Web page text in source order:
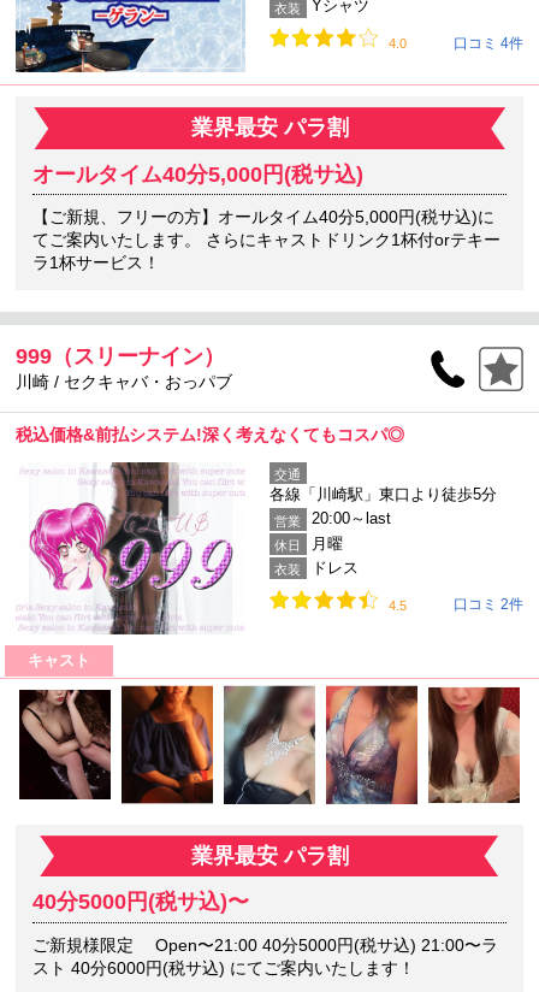
衣装 Yシャツ
4.0 口コミ 4件
業界最安 パラ割
オールタイム40分5,000円(税サ込)
【ご新規、フリーの方】オールタイム40分5,000円(税サ込)に
てご案内いたします。 さらにキャストドリンク1杯付orテキー
ラ1杯サービス！
999（スリーナイン）
川崎 / セクキャバ・おっパブ
税込価格&前払システム!深く考えなくてもコスパ◎
交通
各線「川崎駅」東口より徒歩5分
営業 20:00～last
休日 月曜
衣装 ドレス
4.5 口コミ 2件
キャスト
業界最安 パラ割
40分5000円(税サ込)〜
ご新規様限定 Open〜21:00 40分5000円(税サ込) 21:00〜ラ
スト 40分6000円(税サ込) にてご案内いたします！